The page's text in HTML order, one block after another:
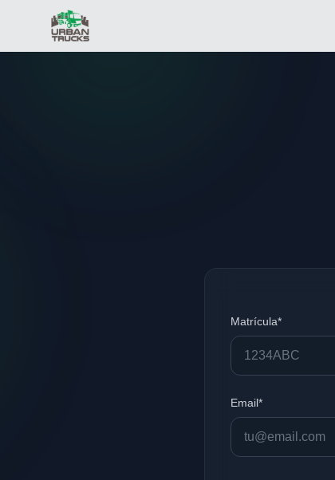
Matrícula*
Email*